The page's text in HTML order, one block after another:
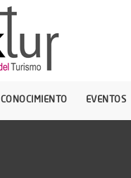
CONOCIMIENTO EVENTOS